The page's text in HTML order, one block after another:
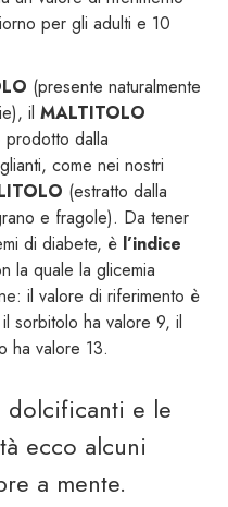
per gli adulti e 10
(presente naturalmente
il MALTITOLO
prodotto dalla
come nei nostri
(estratto dalla
e fragole). Da tener
di diabete, è l’indice
la quale la glicemia
il valore di riferimento è
sorbitolo ha valore 9, il
ha valore 13.
dolcificanti e le
ecco alcuni
a mente.